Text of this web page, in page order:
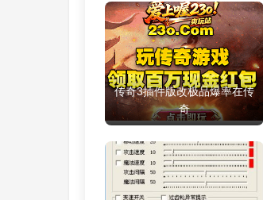
传奇3插件版改极品爆率在传
奇